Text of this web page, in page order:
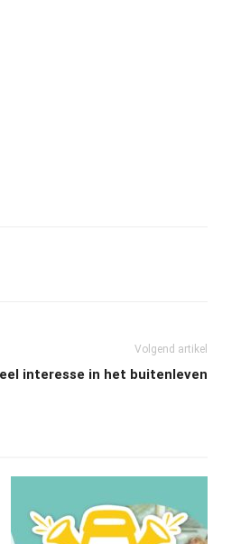
Volgend artikel
interesse in het buitenleven